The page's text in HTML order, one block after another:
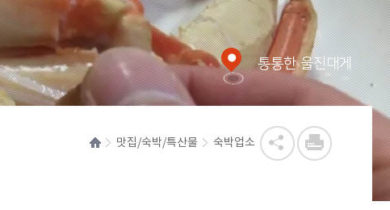
통통한 울진대게
맛집/숙박/특산물 숙박업소